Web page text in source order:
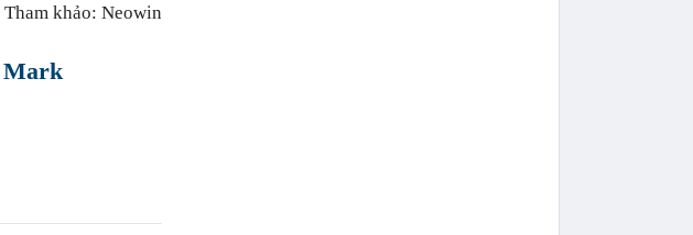
Tham khảo: Neowin
Mark